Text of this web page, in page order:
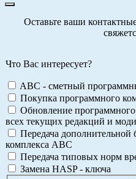
Оставьте ваши
Что Вас интересует?
ABC - сметный
Покупка программного
Обновление
всех текущих редакций и
Передача
комплекса АВС
Передача типовых норм
Замена HASP - ключа